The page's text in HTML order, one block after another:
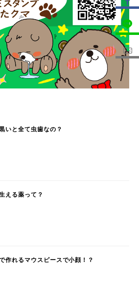
いと全て虫歯なの？
える薬って？
作れるマウスピースで小顔！？